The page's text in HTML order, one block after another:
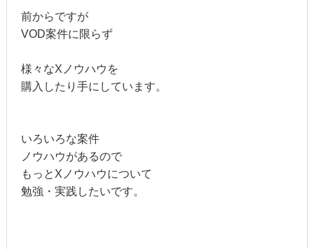
前からですが
VOD案件に限らず
様々なXノウハウを
購入したり手にしています。
いろいろな案件
ノウハウがあるので
もっとXノウハウについて
勉強・実践したいです。